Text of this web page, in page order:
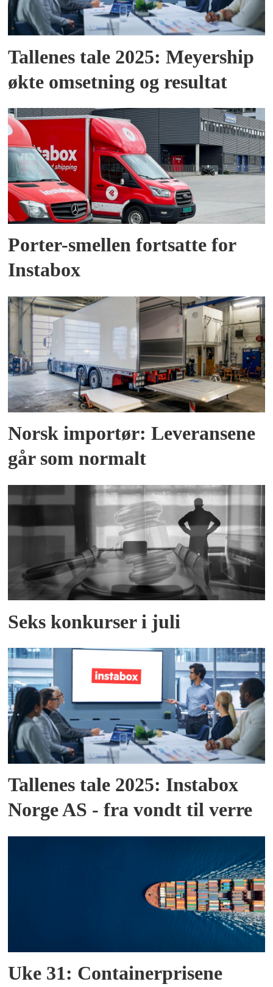
Tallenes tale 2025: Meyership
økte omsetning og resultat
Porter-smellen fortsatte for
Instabox
Norsk importør: Leveransene
går som normalt
Seks konkurser i juli
Tallenes tale 2025: Instabox
Norge AS - fra vondt til verre
Uke 31: Containerprisene